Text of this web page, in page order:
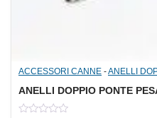
ACCESSORI CANNE -ANELLI
ANELLI DOPPIO PONTE